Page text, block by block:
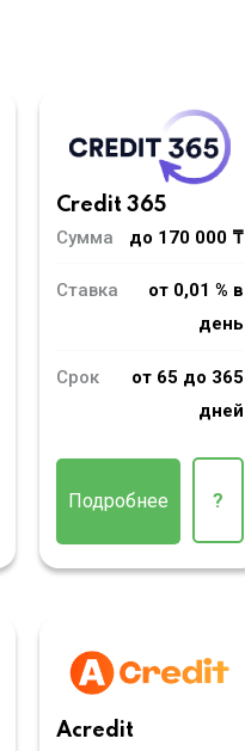
Credit 365
Сумма
до 170 000 ₸
Ставка
от 0,01 % в
день
Срок
от 65 до 365
дней
Подробнее ?
Acredit